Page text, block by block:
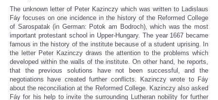
The unknown letter of Peter Kazinczy which was written to Ladislaus
Fáy focuses on one incidence in the history of the Reformed College
of Sarospatak (in German: Potok am Bodroch), which was the most
important protestant school in Upper-Hungary. The year 1667 became
famous in the history of the institute because of a student uprising. In
the letter Peter Kazinczy draws the attention to the problems which
developed within the walls of the institute. On other hand, he reports,
that the previous solutions have not been successful, and the
negotiations have created further conflicts. Kazinczy wrote to Fáy
about the reconciliation at the Reformed College. Kazinczy also asked
Fáy for his help to invite the surrounding Lutheran nobility for further